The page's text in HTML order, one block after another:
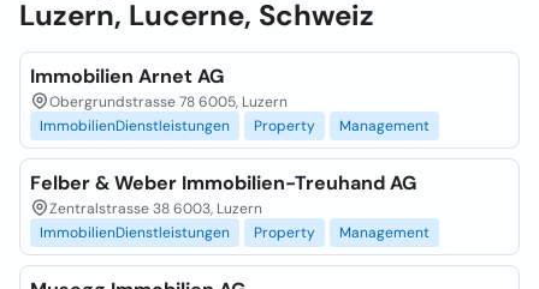
Luzern, Lucerne, Schweiz
Immobilien Arnet AG
Obergrundstrasse 78 6005, Luzern
ImmobilienDienstleistungen
Property Management
Felber & Weber Immobilien-Treuhand AG
Zentralstrasse 38 6003, Luzern
ImmobilienDienstleistungen
Property Management